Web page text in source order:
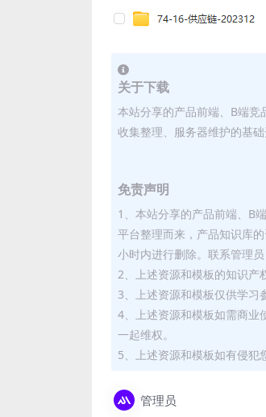
关于下载
本站分享的产品前端、B端
收集整理、服务器维护的基础
免责声明
1、本站分享的产品前端、B
平台整理而来，产品知识库
小时内进行删除。联系管理
2、上述资源和模板的知识产
3、上述资源和模板仅供学习
4、上述资源和模板如需商业
一起维权。
5、上述资源和模板如有侵犯
管理员